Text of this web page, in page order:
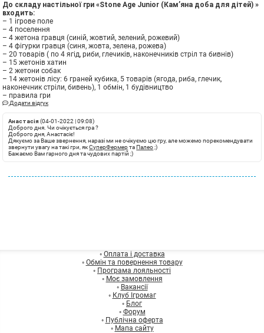
До складу настільної гри «Stone Age Junior (Кам’яна доба для дітей) »
входить:
– 1 iгрове поле
– 4 поселення
– 4 жетона гравця (синiй, жовтий, зелений, рожевий)
– 4 фiгурки гравця (синя, жовта, зелена, рожева)
– 20 товарiв ( по 4 ягiд, риби, глечикiв, наконечникiв стрiл та бивнiв)
– 15 жетонiв хатин
– 2 жетони собак
– 14 жетонiв лiсу: 6 граней кубика, 5 товарiв (ягода, риба, глечик,
наконечник стрiли, бивень), 1 обмiн, 1 будiвництво
– правила гри
Додати відгук
Анастасія (04-01-2022 | 09:08)
Доброго дня. Чи очікується гра ?
Доброго дня, Анастасіє!
Дякуємо за Ваше звернення, наразі ми не очікуємо цю гру, але можемо порекомендувати
звернути увагу на такі гри, якСуперФермер таПалео;)
Бажаємо Вам гарного дня та чудових партій ;)
◦ Оплата і доставка
◦ Обмін та повернення товару
◦ Програма лояльності
◦ Моє замовлення
◦ Вакансії
◦ Клуб Ігромаг
◦ Блог
◦ Форум
◦ Публічна оферта
◦ Мапа сайту